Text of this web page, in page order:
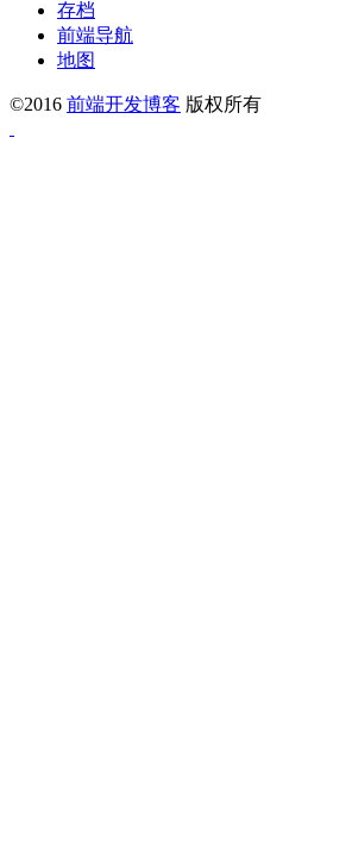
存档
前端导航
地图
©2016 前端开发博客 版权所有